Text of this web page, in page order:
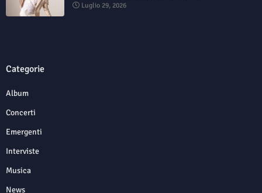
Luglio 29, 2026
Categorie
Album
Concerti
Emergenti
Interviste
Musica
News